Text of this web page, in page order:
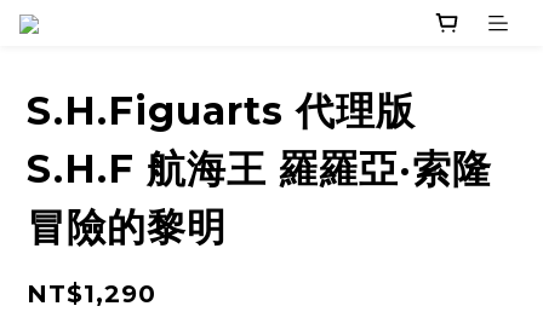
S.H.Figuarts 代理版
S.H.F 航海王 羅羅亞·索隆
冒險的黎明
NT$1,290